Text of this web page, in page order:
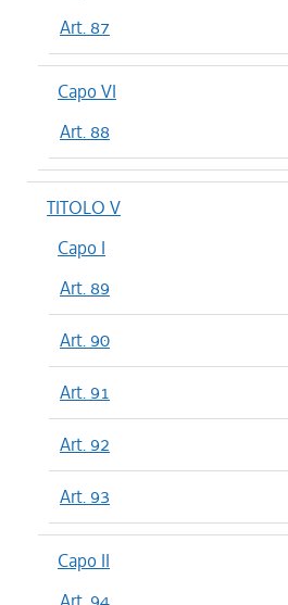
Art. 87
Capo VI
Art. 88
TITOLO V
Capo I
Art. 89
Art. 90
Art. 91
Art. 92
Art. 93
Capo II